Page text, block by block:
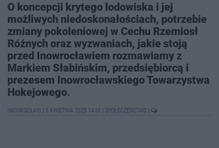
O koncepcji krytego lodowiska i jej
możliwych niedoskonałościach, potrzebie
zmiany pokoleniowej w Cechu Rzemiosł
Różnych oraz wyzwaniach, jakie stoją
przed Inowrocławiem rozmawiamy z
Markiem Słabińskim, przedsiębiorcą i
prezesem Inowrocławskiego Towarzystwa
Hokejowego.
INOWROCŁAW 5 KWIETNIA 2025 14:30 SPOŁECZEŃSTWO